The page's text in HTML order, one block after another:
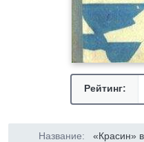
Рейтинг:
Название: «Красин»